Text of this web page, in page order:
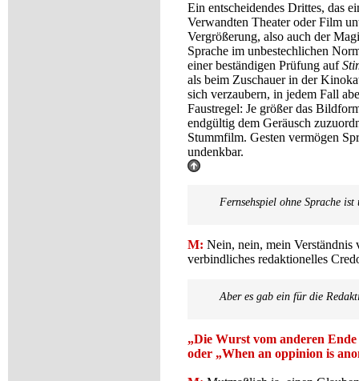
Ein entscheidendes Drittes, das
Verwandten Theater oder Film
Vergrößerung, also auch der
Sprache im unbestechlichen
einer beständigen Prüfung auf
als beim Zuschauer in der
sich verzaubern, in jedem Fall
Faustregel: Je größer das
endgültig dem Geräusch
Stummfilm. Gesten vermögen
undenkbar.
Fernsehspiel ohne Sprache
M: Nein, nein, mein Verständnis
verbindliches redaktionelles
Aber es gab ein für die
„Die Wurst vom anderen
oder „When an oppinion is